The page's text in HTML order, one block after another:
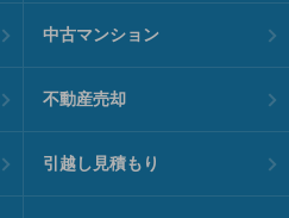
中古マンション
不動産売却
引越し見積もり